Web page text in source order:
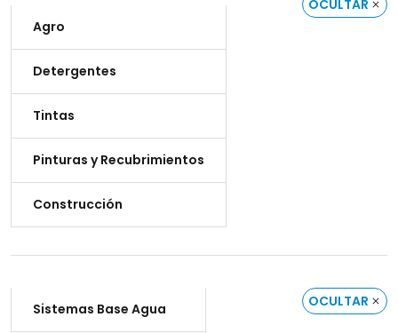
OCULTAR
Agro
Detergentes
Tintas
Pinturas y Recubrimientos
Construcción
OCULTAR
Sistemas Base Agua